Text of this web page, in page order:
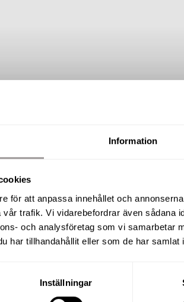
Information
för att anpassa innehållet och
trafik. Vi vidarebefordrar även sådana
och analysföretag som vi samarbetar
har tillhandahållit eller som de har
Inställningar
Mosåsvägen 34,
UPPLÅTELSEFORM